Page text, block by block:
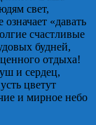
свет,
«давать
счастливые
будней,
отдыха!
и сердец,
цветут
и мирное небо